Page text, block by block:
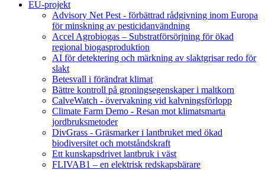
EU-projekt
Advisory Net Pest - förbättrad rådgivning inom Europa
för minskning av pesticidanvändning
Accel Agrobiogas – Substratförsörjning för ökad
regional biogasproduktion
AI för detektering och märkning av slaktgrisar redo för
slakt
Betesvall i förändrat klimat
Bättre kontroll på groningsegenskaper i maltkorn
CalveWatch - övervakning vid kalvningsförlopp
Climate Farm Demo - Resan mot klimatsmarta
jordbruksmetoder
DivGrass - Gräsmarker i lantbruket med ökad
biodiversitet och motståndskraft
Ett kunskapsdrivet lantbruk i väst
FLIVAB1 – en elektrisk redskapsbärare